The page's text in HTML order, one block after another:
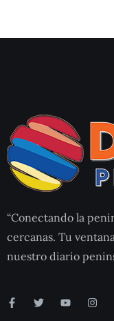
“Conectando la
cercanas. Tu
nuestro diario